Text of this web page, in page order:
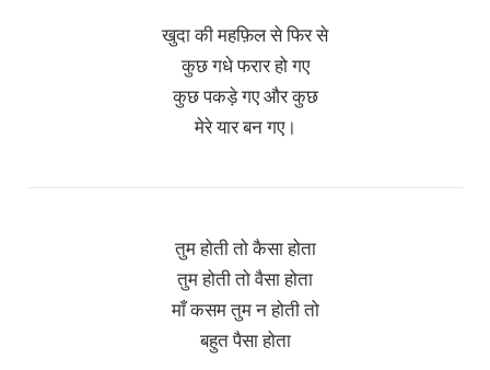
खुदा की महफ़िल से फिर से
कुछ गधे फरार हो गए
कुछ पकड़े गए और कुछ
मेरे यार बन गए।
तुम होती तो कैसा होता
तुम होती तो वैसा होता
माँ कसम तुम न होती तो
बहुत पैसा होता